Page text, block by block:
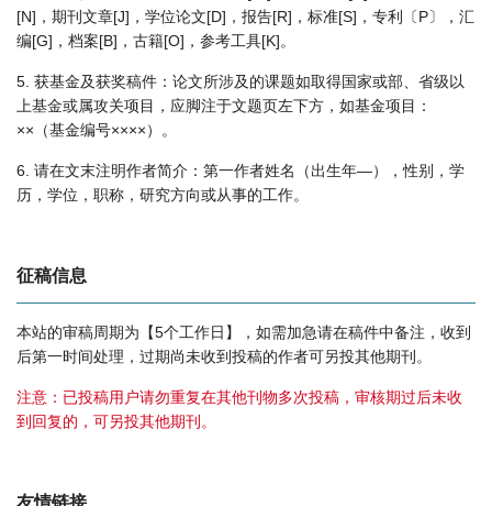
[N]，期刊文章[J]，学位论文[D]，报告[R]，标准[S]，专利〔P〕，汇
编[G]，档案[B]，古籍[O]，参考工具[K]。
5. 获基金及获奖稿件：论文所涉及的课题如取得国家或部、省级以
上基金或属攻关项目，应脚注于文题页左下方，如基金项目：
××（基金编号××××）。
6. 请在文末注明作者简介：第一作者姓名（出生年—），性别，学
历，学位，职称，研究方向或从事的工作。
征稿信息
本站的审稿周期为【5个工作日】，如需加急请在稿件中备注，收到
后第一时间处理，过期尚未收到投稿的作者可另投其他期刊。
注意：已投稿用户请勿重复在其他刊物多次投稿，审核期过后未收
到回复的，可另投其他期刊。
友情链接